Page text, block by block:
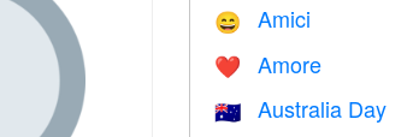
😄 Amici
❤️️ Amore
🇦🇺 Australia Day